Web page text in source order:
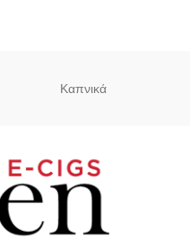
Καπνικά